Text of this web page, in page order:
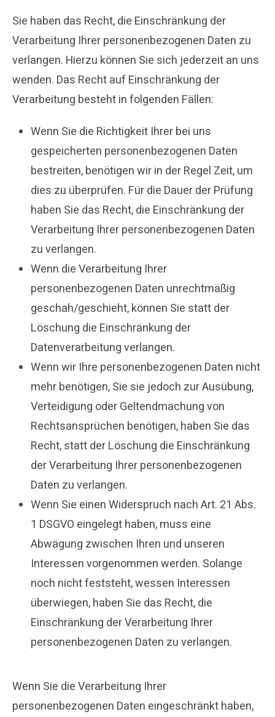
Sie haben das Recht, die Einschränkung der
Verarbeitung Ihrer personenbezogenen Daten zu
verlangen. Hierzu können Sie sich jederzeit an uns
wenden. Das Recht auf Einschränkung der
Verarbeitung besteht in folgenden Fällen:
Wenn Sie die Richtigkeit Ihrer bei uns
gespeicherten personenbezogenen Daten
bestreiten, benötigen wir in der Regel Zeit, um
dies zu überprüfen. Für die Dauer der Prüfung
haben Sie das Recht, die Einschränkung der
Verarbeitung Ihrer personenbezogenen Daten
zu verlangen.
Wenn die Verarbeitung Ihrer
personenbezogenen Daten unrechtmäßig
geschah/geschieht, können Sie statt der
Löschung die Einschränkung der
Datenverarbeitung verlangen.
Wenn wir Ihre personenbezogenen Daten nicht
mehr benötigen, Sie sie jedoch zur Ausübung,
Verteidigung oder Geltendmachung von
Rechtsansprüchen benötigen, haben Sie das
Recht, statt der Löschung die Einschränkung
der Verarbeitung Ihrer personenbezogenen
Daten zu verlangen.
Wenn Sie einen Widerspruch nach Art. 21 Abs.
1 DSGVO eingelegt haben, muss eine
Abwägung zwischen Ihren und unseren
Interessen vorgenommen werden. Solange
noch nicht feststeht, wessen Interessen
überwiegen, haben Sie das Recht, die
Einschränkung der Verarbeitung Ihrer
personenbezogenen Daten zu verlangen.
Wenn Sie die Verarbeitung Ihrer
personenbezogenen Daten eingeschränkt haben,